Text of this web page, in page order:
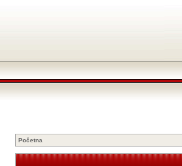
Početna